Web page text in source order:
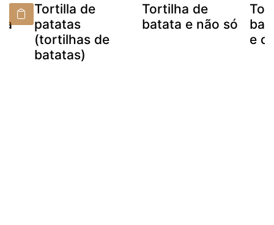
Tortilla de
patatas
(tortilhas de
batatas)
Tortilha de
batata e não só
e